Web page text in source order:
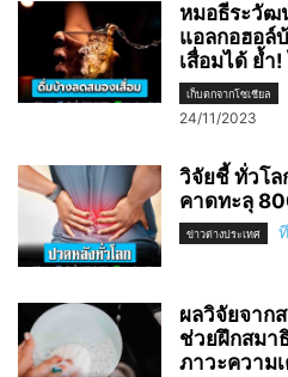
หมอธีระวัฒ
แอลกอฮอล์
เสื่อมได้ ย้
เก็บตกจากโซเชียล
24/11/2023
วิจัยชี้ ทั่วโล
คาดทะลุ
ข่าวต่างประเทศ
ผลวิจัยจาก
ช่วยฝึกสมา
ภาวะความ